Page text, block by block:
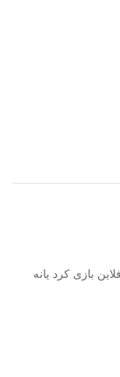
بازی کرد یانه